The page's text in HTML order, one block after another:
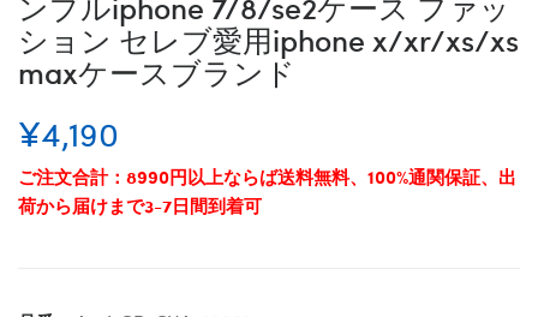
ション セレブ愛用iphone x/xr/xs/xs
maxケースブランド
¥4,190
ご注文合計：8990円以上ならば送料無料、100%通関保証、出
荷から届けまで3-7日間到着可